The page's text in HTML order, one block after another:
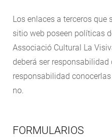
Los enlaces a terceros que
sitio web poseen políticas
Associació Cultural La
deberá ser
responsabilidad
no.
FORMULARIOS